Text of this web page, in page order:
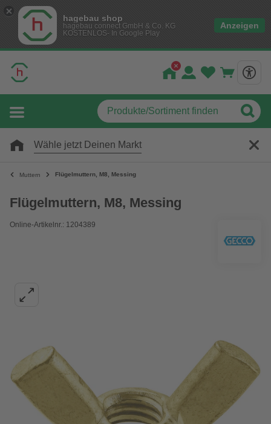
hagebau shop
hagebau connect GmbH & Co. KG
KOSTENLOS- In Google Play
Anzeigen
Wähle jetzt Deinen Markt
Muttern Flügelmuttern, M8, Messing
Flügelmuttern, M8, Messing
Online-Artikelnr.: 1204389